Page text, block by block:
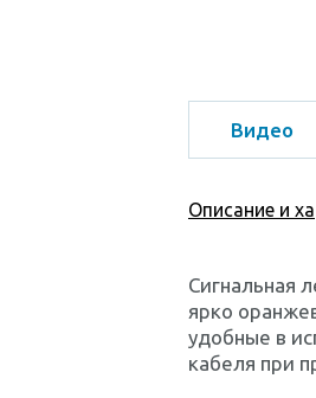
Видео
Описание и
Сигнальная
ярко
удобные в
кабеля при